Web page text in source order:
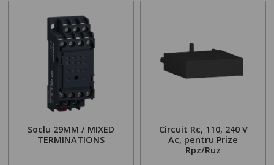
Soclu 29MM / MIXED
TERMINATIONS
Circuit Rc, 110, 240 V
Ac, pentru Prize
Rpz/Ruz